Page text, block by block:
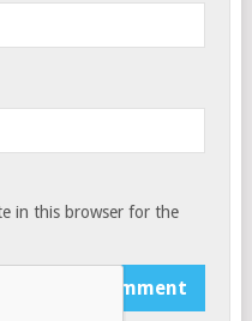
in this browser for the